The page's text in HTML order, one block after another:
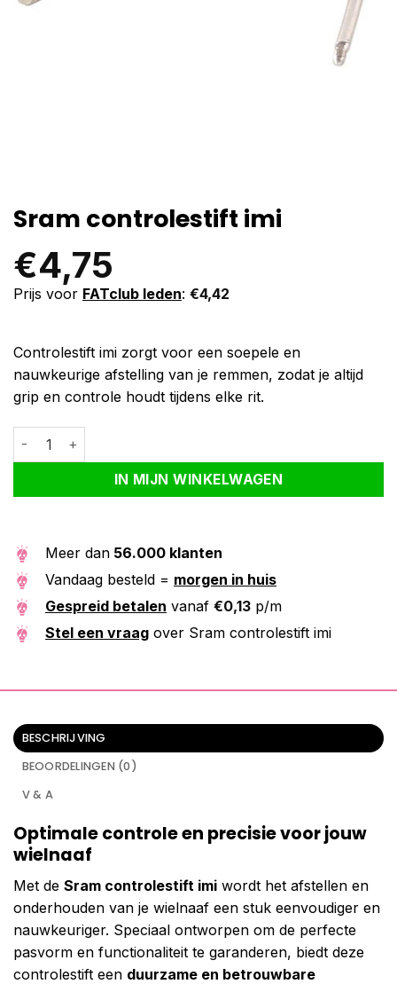
Sram controlestift imi
€4,75
Prijs voor FATclub leden: €4,42
Controlestift imi zorgt voor een soepele en
nauwkeurige afstelling van je remmen, zodat je altijd
grip en controle houdt tijdens elke rit.
Sram controlestift imi aantal
IN MIJN WINKELWAGEN
Alternative:
Meer dan 56.000 klanten
Vandaag besteld = morgen in huis
Gespreid betalen vanaf €0,13 p/m
Stel een vraag over Sram controlestift imi
BESCHRIJVING
BEOORDELINGEN (0)
V & A
Optimale controle en precisie voor jouw
wielnaaf
Met de Sram controlestift imi wordt het afstellen en
onderhouden van je wielnaaf een stuk eenvoudiger en
nauwkeuriger. Speciaal ontworpen om de perfecte
pasvorm en functionaliteit te garanderen, biedt deze
controlestift een duurzame en betrouwbare